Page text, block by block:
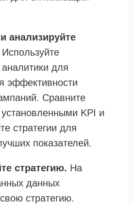
анализируйте
Используйте
для
эффективности
Сравните
установленными KPI и
стратегии для
показателей.
стратегию. На
данных
стратегию.